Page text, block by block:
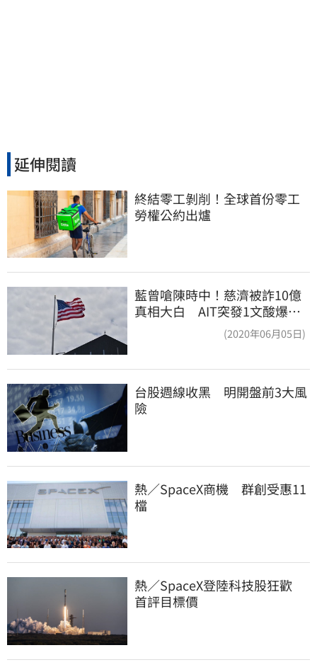
延伸閱讀
終結零工剝削！全球首份零工
勞權公約出爐
藍曾嗆陳時中！慈濟被詐10億
真相大白 AIT突發1文酸爆…
(2020年06月05日)
台股週線收黑　明開盤前3大風
險
熱／SpaceX商機　群創受惠11
檔
熱／SpaceX登陸科技股狂歡
首評目標價